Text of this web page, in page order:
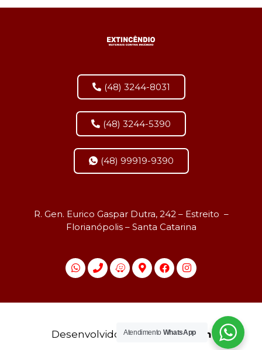
(48) 3244-8031
(48) 3244-5390
(48) 99919-9390
R. Gen. Eurico Gaspar Dutra, 242 – Estreito –
Florianópolis – Santa Catarina
Desenvolvido poragmidia.com
Atendimento WhatsApp